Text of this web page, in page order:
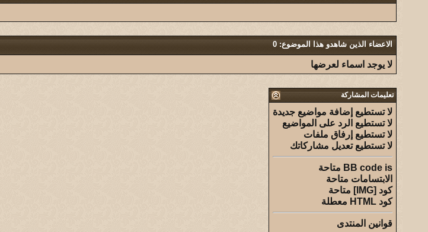
الاعضاء الذين شاهدو هذا الموضوع: 0
لا يوجد اسماء لعرضها
تعليمات المشاركة
لا تستطيع إضافة مواضيع جديدة
لا تستطيع الرد على المواضيع
لا تستطيع إرفاق ملفات
لا تستطيع تعديل مشاركاتك
BB codeis
متاحة
الابتسامات متاحة
كود [IMG]
متاحة
كود HTML
معطلة
قوانين المنتدى